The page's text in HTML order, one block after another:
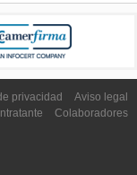
privacidad
Aviso legal
Colaboradores